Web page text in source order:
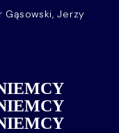
Gąsowski, Jerzy